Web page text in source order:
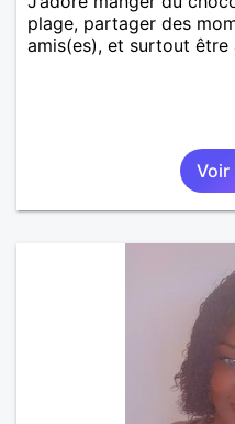
plage, partager des
amis(es), et surtout être
Voir